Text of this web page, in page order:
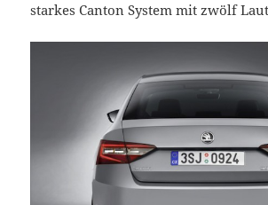
starkes Canton System mit zwölf